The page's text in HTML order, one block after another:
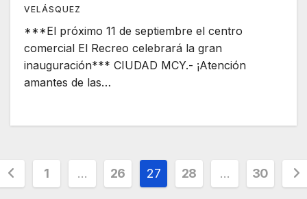
VELÁSQUEZ
***El próximo 11 de septiembre el centro
comercial El Recreo celebrará la gran
inauguración*** CIUDAD MCY.- ¡Atención
amantes de las…
1 … 26 27 28 … 30